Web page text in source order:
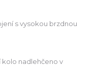
s vysokou brzdnou
kolo nadlehčeno v